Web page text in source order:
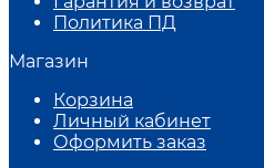
Политика ПД
Магазин
Корзина
Личный кабинет
Оформить заказ